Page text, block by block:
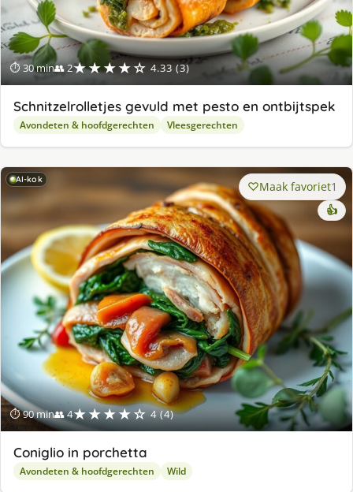
⏱ 30 min👥 2★★★★☆ 4.33 (3)
Schnitzelrolletjes gevuld met pesto en ontbijtspek
Avondeten & hoofdgerechten Vleesgerechten
AI-kok
⏱ 90 min👥 4★★★★☆ 4 (4)
Maak favoriet1
👍
Coniglio in porchetta
Avondeten & hoofdgerechten Wild